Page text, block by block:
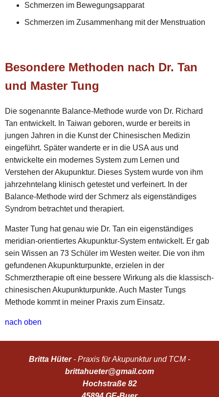
Schmerzen im Bewegungsapparat
Schmerzen im Zusammenhang mit der Menstruation
Besondere Methoden nach Dr. Tan
und Master Tung
Die sogenannte Balance-Methode wurde von Dr. Richard
Tan entwickelt. In Taiwan geboren, wurde er bereits in
jungen Jahren in die Kunst der Chinesischen Medizin
eingeführt. Später wanderte er in die USA aus und
entwickelte ein modernes System zum Lernen und
Verstehen der Akupunktur. Dieses System wurde von ihm
jahrzehntelang klinisch getestet und verfeinert. In der
Balance-Methode wird der Schmerz als eigenständiges
Syndrom betrachtet und therapiert.
Master Tung hat genau wie Dr. Tan ein eigenständiges
meridian-orientiertes Akupunktur-System entwickelt. Er gab
sein Wissen an 73 Schüler im Westen weiter. Die von ihm
gefundenen Akupunkturpunkte, erzielen in der
Schmerztherapie oft eine bessere Wirkung als die klassisch-
chinesischen Akupunkturpunkte. Auch Master Tungs
Methode kommt in meiner Praxis zum Einsatz.
nach oben
Britta Hüter- Praxis für Akupunktur und TCM -
brittahueter@gmail.com
Hochstraße 82